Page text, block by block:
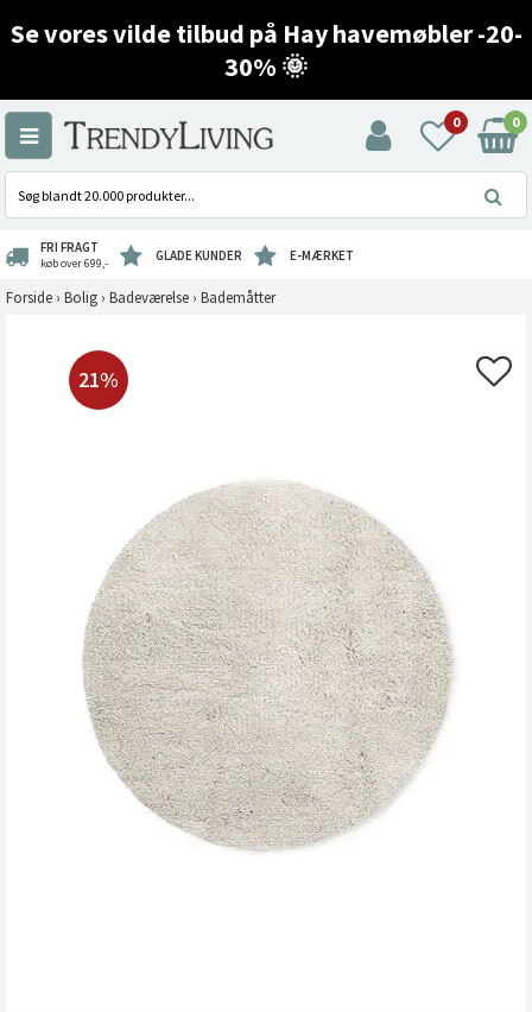
Se vores vilde tilbud på Hay havemøbler -20-
30% 🌞
0 0
FRI FRAGT
køb over 699,- GLADE KUNDER E-MÆRKET
Forside › Bolig › Badeværelse › Bademåtter
21%